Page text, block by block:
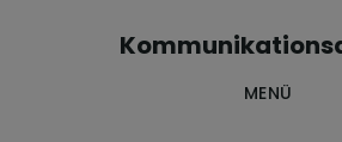
MENÜ